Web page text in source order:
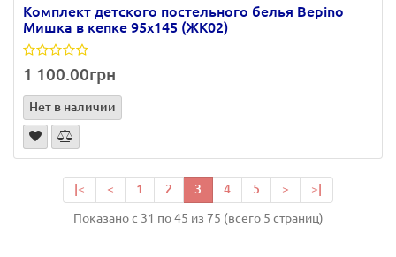
Комплект детского постельного белья Bepino
Мишка в кепке 95х145 (ЖК02)
1 100.00грн
Нет в наличии
|< < 1 2 3 4 5 > >|
Показано с 31 по 45 из 75 (всего 5 страниц)